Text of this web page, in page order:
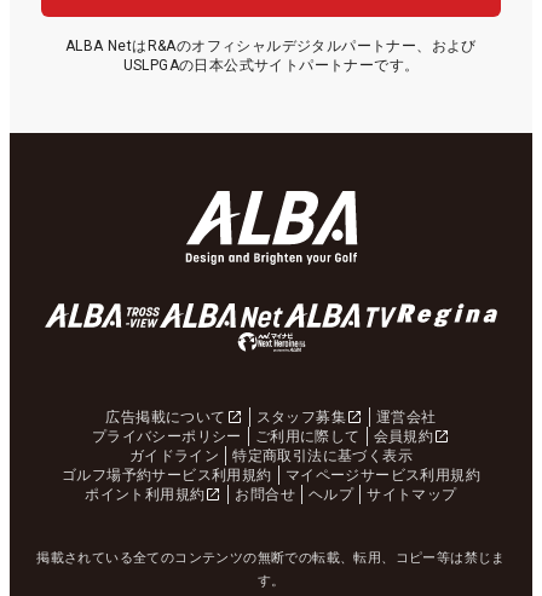
ALBA NetはR&Aのオフィシャルデジタルパートナー、および
USLPGAの日本公式サイトパートナーです。
広告掲載について スタッフ募集
運営会社
プライバシーポリシー
ご利用に際して
会員規約
ガイドライン
特定商取引法に基づく表示
ゴルフ場予約サービス利用規約
マイページサービス利用規約
ポイント利用規約
お問合せ ヘルプ サイトマップ
掲載されている全てのコンテンツの無断での転載、転用、コピー等は禁じま
す。